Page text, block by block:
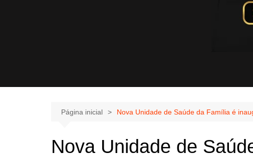
Página inicial Nova Unidade de Saúde da Família é
Nova Unidade de